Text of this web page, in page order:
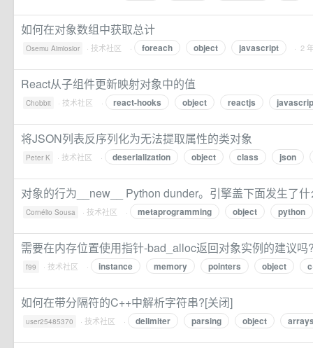
如何在对象数组中获取总计
Osemu Aimiosior · 技术社区 · foreach object javascript · 2
React从子组件更新映射对象中的值
Chobbit · 技术社区 · react-hooks object reactjs
将JSON列表反序列化为无法提取属性的类对象
Peter K · 技术社区 · deserialization object class json
对象的行为__new__ Python dunder。引擎盖下面发生了
Cornélio Sousa · 技术社区 · metaprogramming object python
需要在内存位置使用指针-bad_alloc返回对象实例的建议吗
f99 · 技术社区 · instance memory pointers object
如何在带分隔符的C++中解析字符串?[关闭]
user25485370 · 技术社区 · delimiter parsing object